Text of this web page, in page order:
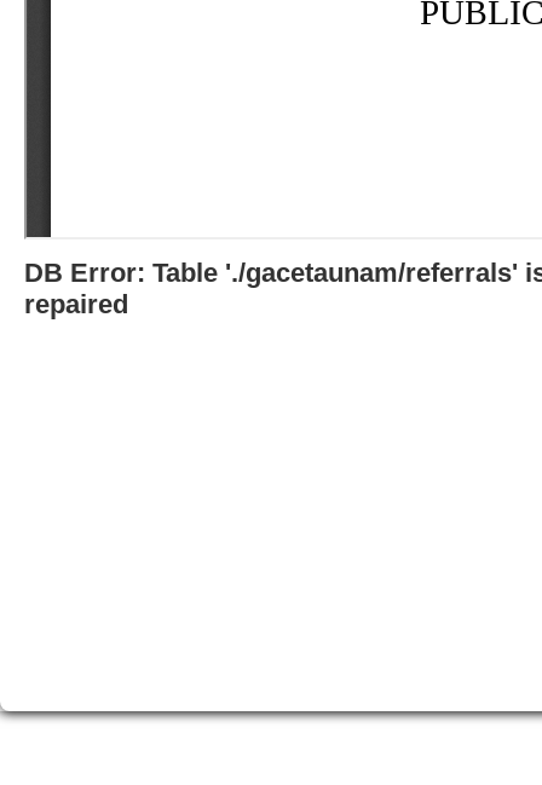
DB Error: Table './gacetaunam/referrals'
repaired